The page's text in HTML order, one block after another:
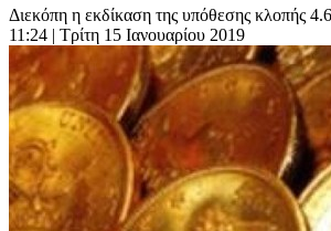
Διεκόπη η εκδίκαση της υπόθεσης κλοπής
11:24 | Τρίτη 15 Ιανουαρίου 2019